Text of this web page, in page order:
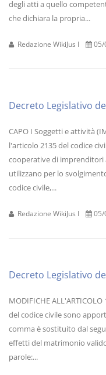
degli atti a quello
che dichiara la propria...
Redazione WikiJus I 05/
Decreto Legislativo
CAPO I Soggetti e attività
l'articolo 2135 del codice
cooperative di imprenditori
utilizzano per lo
codice civile,...
Redazione WikiJus I 05/
Decreto Legislativo
MODIFICHE
del codice civile sono
comma è sostituito dal
effetti del matrimonio
parole:...